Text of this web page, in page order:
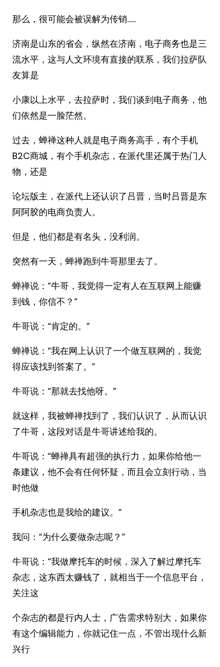
那么，很可能会被误解为传销……
济南是山东的省会，纵然在济南，电子商务也是三
流水平，这与人文环境有直接的联系，我们拉萨队
友算是
小康以上水平，去拉萨时，我们谈到电子商务，他
们依然是一脸茫然。
过去，蝉禅这种人就是电子商务高手，有个手机
B2C商城，有个手机杂志，在派代里还属于热门人
物，还是
论坛版主，在派代上还认识了吕晋，当时吕晋是东
阿阿胶的电商负责人。
但是，他们都是有名头，没利润。
突然有一天，蝉禅跑到牛哥那里去了。
蝉禅说：“牛哥，我觉得一定有人在互联网上能赚
到钱，你信不？”
牛哥说：“肯定的。”
蝉禅说：“我在网上认识了一个做互联网的，我觉
得应该找到答案了。”
牛哥说：“那就去找他呀。”
就这样，我被蝉禅找到了，我们认识了，从而认识
了牛哥，这段对话是牛哥讲述给我的。
牛哥说：“蝉禅具有超强的执行力，如果你给他一
条建议，他不会有任何怀疑，而且会立刻行动，当
时他做
手机杂志也是我给的建议。”
我问：“为什么要做杂志呢？”
牛哥说：“我做摩托车的时候，深入了解过摩托车
杂志，这东西太赚钱了，就相当于一个信息平台，
关注这
个杂志的都是行内人士，广告需求特别大，如果你
有这个编辑能力，你就记住一点，不管出现什么新
兴行